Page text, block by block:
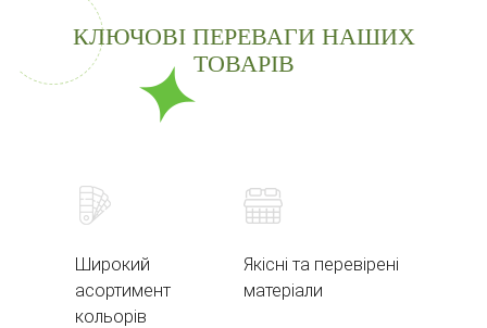
КЛЮЧОВІ ПЕРЕВАГИ НАШИХ
ТОВАРІВ
Широкий
асортимент
кольорів
Якісні та перевірені
матеріали